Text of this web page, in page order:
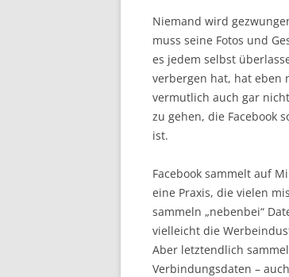
Niemand wird
muss seine Fotos und
es jedem selbst
verbergen hat, hat eben
vermutlich auch gar
zu gehen, die Facebook
ist.
Facebook sammelt auf
eine Praxis, die vielen
sammeln „nebenbei“
vielleicht die
Aber letztendlich
Verbindungsdaten –